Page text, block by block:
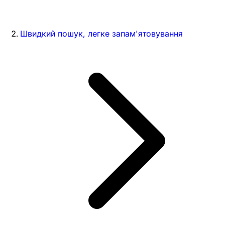
Швидкий пошук, легке запам'ятовування